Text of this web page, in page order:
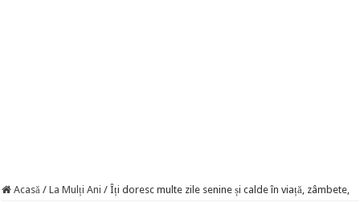
Acasă / La Mulți Ani / Îți doresc multe zile senine și calde în viață, zâmbete,